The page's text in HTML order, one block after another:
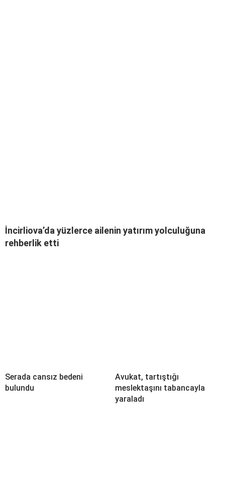
İncirliova’da yüzlerce ailenin yatırım yolculuğuna
rehberlik etti
Serada cansız bedeni
bulundu
Avukat, tartıştığı
meslektaşını tabancayla
yaraladı